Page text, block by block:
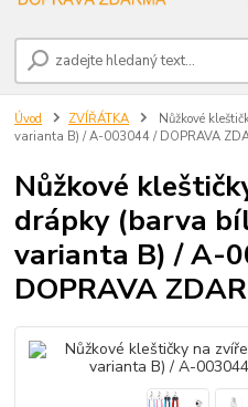
Úvod ZVÍŘÁTKA
Nůžkové
varianta B) / A-003044 / DOPRAVA
Nůžkové
drápky (barva
varianta B) / A-
DOPRAVA